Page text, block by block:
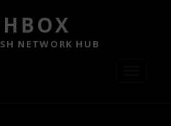
NETWORK HUB